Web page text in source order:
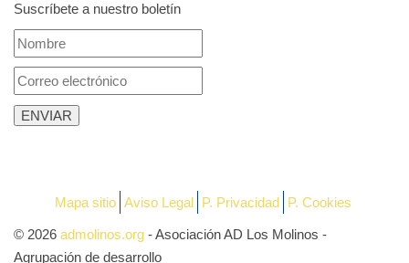
Suscríbete a nuestro boletín
Mapa sitio Aviso Legal P. Privacidad P. Cookies
© 2026 admolinos.org - Asociación AD Los Molinos -
Agrupación de desarrollo